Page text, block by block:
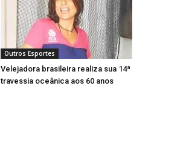
Outros Esportes
Velejadora brasileira realiza sua 14ª
travessia oceânica aos 60 anos